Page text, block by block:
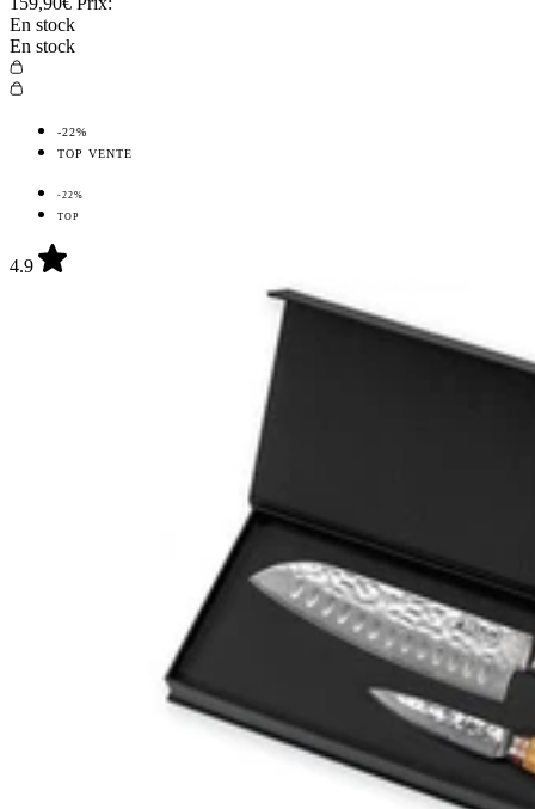
En stock
En stock
-22%
TOP VENTE
-22%
TOP
4.9